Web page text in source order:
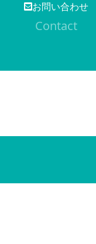
お問い合わせ
Contact